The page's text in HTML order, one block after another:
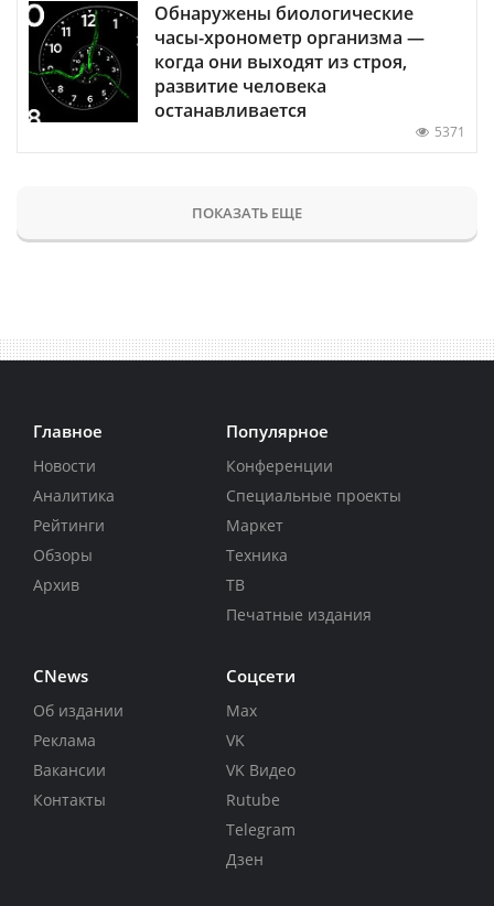
Обнаружены биологические
часы-хронометр организма —
когда они выходят из строя,
развитие человека
останавливается
5371
ПОКАЗАТЬ ЕЩЕ
Главное
Новости
Аналитика
Рейтинги
Обзоры
Архив
Популярное
Конференции
Специальные проекты
Маркет
Техника
ТВ
Печатные издания
CNews
Об издании
Реклама
Вакансии
Контакты
Соцсети
Max
VK
VK Видео
Rutube
Telegram
Дзен